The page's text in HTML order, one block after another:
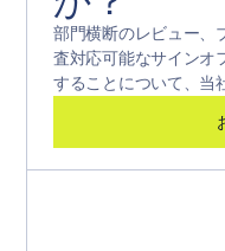
異なるAIアクセススコ
認できます。
ロー履歴を単一の提出
このプラットフォーム
構築するための情報源
部門横断のレビュー、
査対応可能なサインオ
することについて、当